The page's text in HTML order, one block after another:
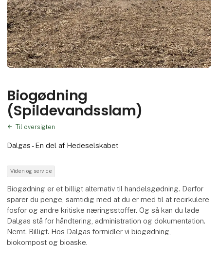
Biogødning
(Spildevandsslam)
Til oversigten
Dalgas - En del af Hedeselskabet
Viden og service
Biogødning er et billigt alternativ til handelsgødning. Derfor
sparer du penge, samtidig med at du er med til at recirkulere
fosfor og andre kritiske næringsstoffer. Og så kan du lade
Dalgas stå for håndtering, administration og dokumentation.
Nemt. Billigt. Hos Dalgas formidler vi biogødning,
biokompost og bioaske.